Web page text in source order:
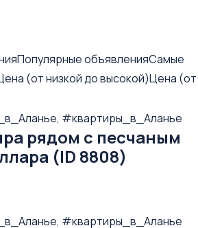
Популярные объявленияСамые
(от низкой до высокой)Цена (от
рядом с песчаным
(ID 8808)